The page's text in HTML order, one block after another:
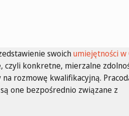
swoichumiejętności w
czyli konkretne, mierzalne
rozmowę kwalifikacyjną.
one bezpośrednio związane z